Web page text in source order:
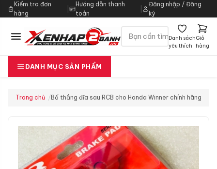
Kiểm tra đơn
hàng
|
Hướng dẫn thanh
toán
Đăng nhập / Đăng
ký
Danh sách
yêu thích
Giỏ
hàng
DANH MỤC SẢN PHẨM
Trang chủ Bố thắng đĩa sau RCB cho Honda Winner chính hãng